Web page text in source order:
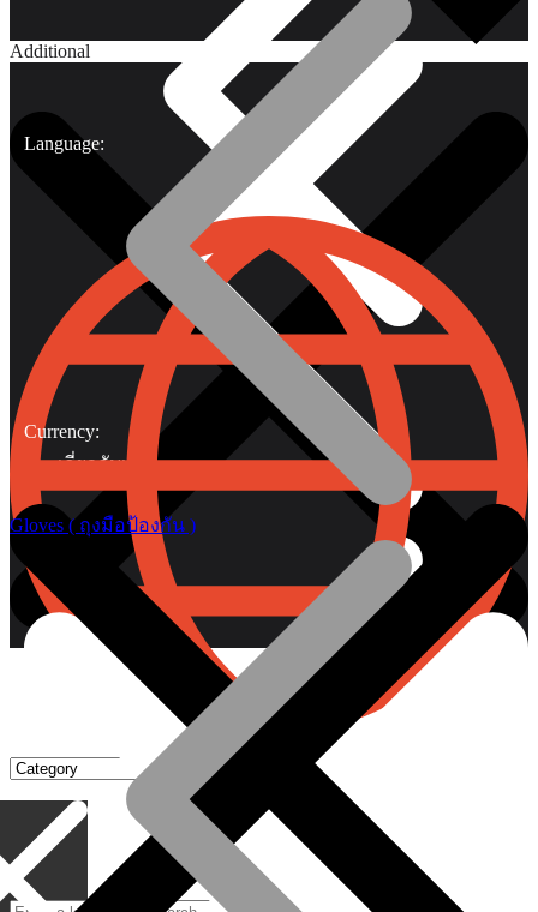
เกี่ยวกับเรา
Gripping Pliers
Additional
Language:
Currency:
Gloves ( ถุงมือป้องกัน )